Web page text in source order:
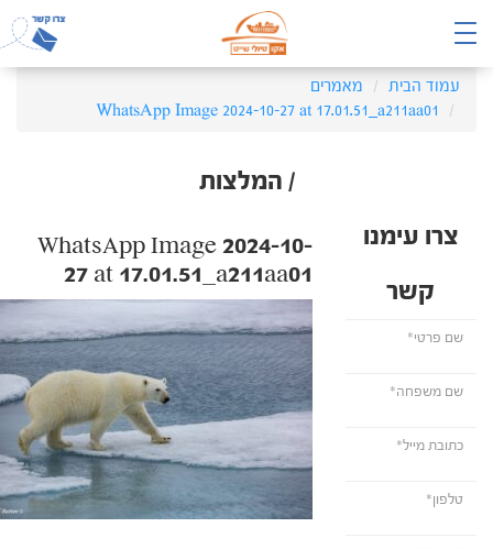
עמוד הבית
מאמרים
WhatsApp Image 2024-10-27 at 17.01.51_a211aa01
/ המלצות
צרו עימנו
קשר
WhatsApp Image 2024-10-
27 at 17.01.51_a211aa01